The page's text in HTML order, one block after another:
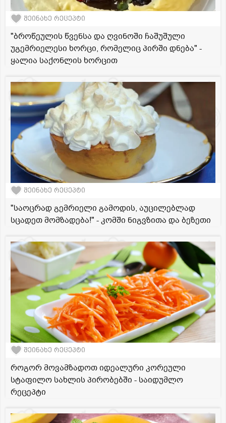
შეინახე რეცეპტი
"ბროწეულის წვენსა და ღვინოში ჩაშუშული
უგემრიელესი ხორცი, რომელიც პირში დნება" -
ყალია საქონლის ხორცით
შეინახე რეცეპტი
"საოცრად გემრიელი გამოდის, აუცილებლად
სცადეთ მომზადება!" - კომში ნიგვზითა და ბეზეთი
შეინახე რეცეპტი
როგორ მოვამზადოთ იდეალური კორეული
სტაფილო სახლის პირობებში - საიდუმლო
რეცეპტი